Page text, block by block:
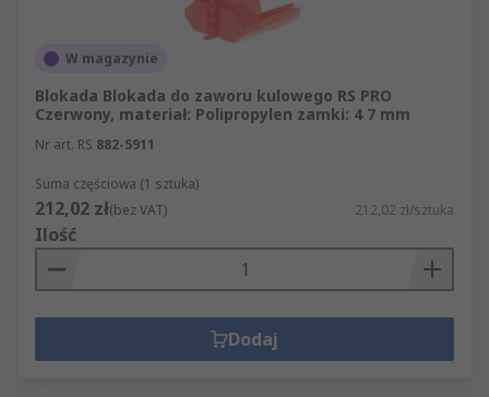
W magazynie
Blokada Blokada do zaworu kulowego RS PRO
Czerwony, materiał: Polipropylen zamki: 4 7 mm
Nr art. RS 882-5911
Suma częściowa (1 sztuka)
212,02 zł(bez VAT) 212,02 zł/sztuka
Ilość
Dodaj